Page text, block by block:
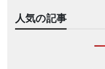
人気の記事